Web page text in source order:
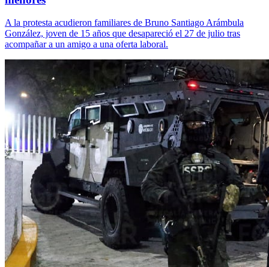
A la protesta acudieron familiares de Bruno Santiago Arámbula
González, joven de 15 años que desapareció el 27 de julio tras
acompañar a un amigo a una oferta laboral.